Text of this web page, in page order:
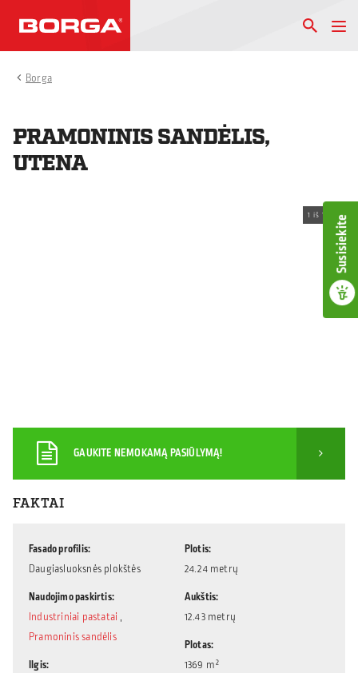
Susisiekite
Borga
PRAMONINIS SANDĖLIS,
UTENA
1 iš 1
GAUKITE NEMOKAMĄ PASIŪLYMĄ!
FAKTAI
Fasado profilis
Daugiasluoksnės plokštės
Naudojimo paskirtis
Industriniai pastatai ,
Pramoninis sandėlis
Ilgis
Plotis
24.24 metrų
Aukštis
12.43 metrų
Plotas
1369 m²